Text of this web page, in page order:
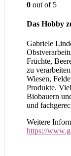
0 out of 5
Das Hobby
Gabriele
Früchte,
zu
Wiesen,
Produkte.
Biobauern
und
Weitere
https://